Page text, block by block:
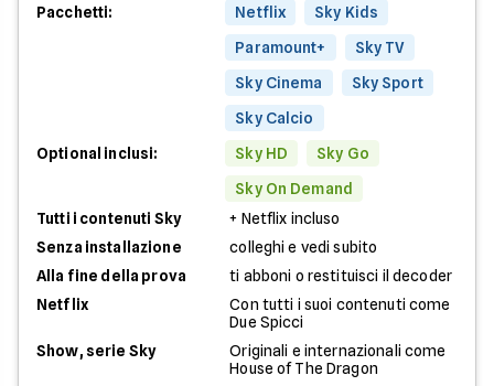
Pacchetti: Netflix
Sky Kids
Paramount+
Sky TV
Sky Cinema
Sky Sport
Sky Calcio
Optional inclusi:
Sky HD
Sky Go
Sky On Demand
Tutti i contenuti Sky
+ Netflix incluso
Senza installazione
colleghi e vedi subito
Alla fine della prova
ti abboni o restituisci il decoder
Netflix
Con tutti i suoi contenuti come
Due Spicci
Show, serie Sky
Originali e internazionali come
House of The Dragon